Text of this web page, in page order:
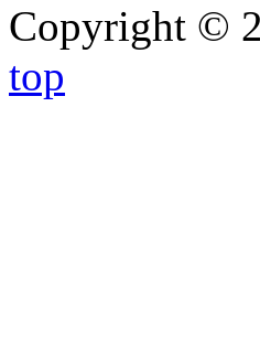
Copyright ©
top